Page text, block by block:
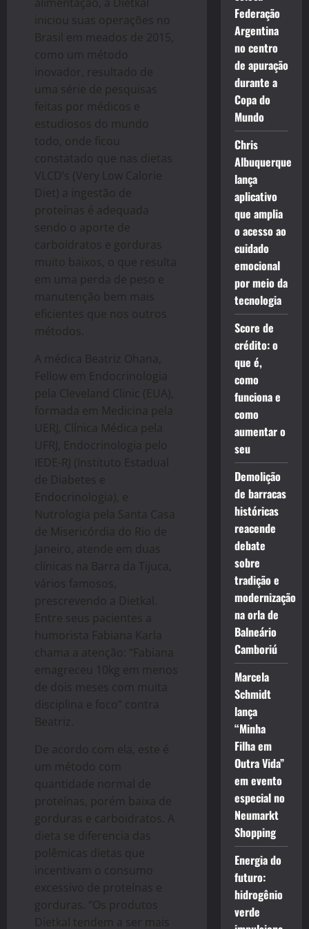
iniciou suas operações no
Brasil em meados de 2015,
como um método
inovador, resultado de
uma série de pesquisas
feitas por médicos e
estudiosos do mundo
todo, onde ficou
constatado que nas dietas
VLCD’s (Very Low Calorie
Diet) a ingestão de
proteínas é adequada
sendo o aporte de
carboidratos e gorduras
muito baixos, o que resulta
em uma perda de peso e
manutenção bem mais
eficientes que nos outros
métodos.
A médica Beatriz Ohana,
Fellow em Endocrinologia
pela Cleveland Clinic (EUA),
formada em Medicina pela
UERJ, Clínica Médica pela
UFRJ, Endocrinologia pelo
IEDE-RJ (Instituto Estadual
de Diabetes e
Endocrinologia), e
Nutrologia pela Santa Casa
de Misericórdia do Rio de
Janeiro, atende em duas
clínicas na Barra da Tijuca,
vários famosos,
prescrevendo a Dietkal.
Entre seus pacientes a
humorista Fabiana Karla
chama a atenção: “Fabiana
emagreceu 10kg em menos
de dois meses com muita
disciplina e foco” contra
Beatriz.
De acordo com ela, este é
um método com
quantidade normal de
proteínas, porém baixa de
gorduras e carboidratos. A
dieta se diferencia das
polêmicas dietas que
incentivam o consumo
excessivo de proteínas e
gorduras. “Os produtos
Dietkal tendem a ser mais
Federação
Argentina
no centro
de apuração
durante a
Copa do
Mundo
Chris
Albuquerque
lança
aplicativo
que amplia
o acesso ao
cuidado
emocional
por meio da
tecnologia
Score de
crédito: o
que é,
como
funciona e
como
aumentar o
seu
Demolição
de barracas
históricas
reacende
debate
sobre
tradição e
modernização
na orla de
Balneário
Camboriú
Marcela
Schmidt
lança
“Minha
Filha em
Outra Vida”
em evento
especial no
Neumarkt
Shopping
Energia do
futuro:
hidrogênio
verde